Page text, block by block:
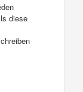
diese